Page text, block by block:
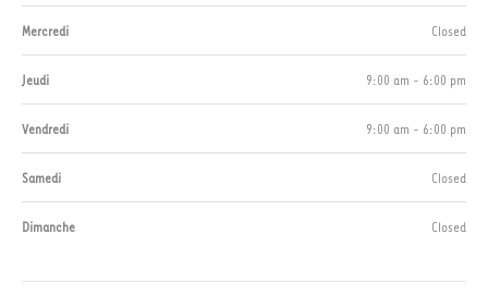
Mercredi Closed
Jeudi 9:00 am - 6:00 pm
Vendredi 9:00 am - 6:00 pm
Samedi Closed
Dimanche Closed